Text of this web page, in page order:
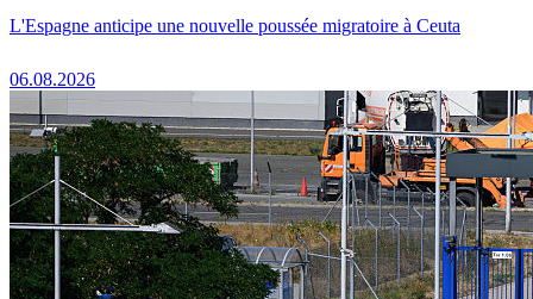
L'Espagne anticipe une nouvelle poussée migratoire à Ceuta
06.08.2026